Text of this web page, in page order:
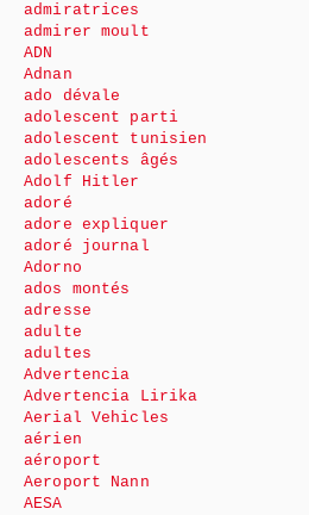
admiratrices
admirer moult
ADN
Adnan
ado dévale
adolescent parti
adolescent tunisien
adolescents âgés
Adolf Hitler
adoré
adore expliquer
adoré journal
Adorno
ados montés
adresse
adulte
adultes
Advertencia
Advertencia Lirika
Aerial Vehicles
aérien
aéroport
Aeroport Nann
AESA